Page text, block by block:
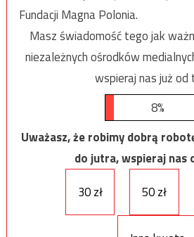
Fundacji Magna Polonia.
Masz świadomość tego jak
niezależnych ośrodków
wspieraj nas już od
8%
Uważasz, że robimy dobrą
do jutra, wspieraj nas
30 zł
50 zł